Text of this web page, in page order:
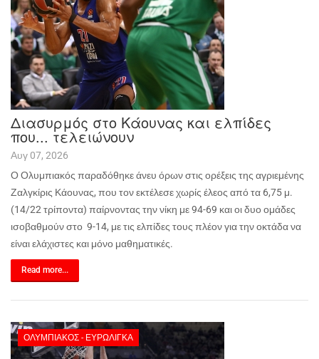
Διασυρμός στο Κάουνας και ελπίδες
που... τελειώνουν
Αυγ 07, 2026
Ο Ολυμπιακός παραδόθηκε άνευ όρων στις ορέξεις της αγριεμένης
Ζαλγκίρις Κάουνας, που τον εκτέλεσε χωρίς έλεος από τα 6,75 μ.
(14/22 τρίποντα) παίρνοντας την νίκη με 94-69 και οι δυο ομάδες
ισοβαθμούν στο 9-14, με τις ελπίδες τους πλέον για την οκτάδα να
είναι ελάχιστες και μόνο μαθηματικές.
Read more...
ΟΛΥΜΠΙΑΚΌΣ - ΕΥΡΩΛΊΓΚΑ